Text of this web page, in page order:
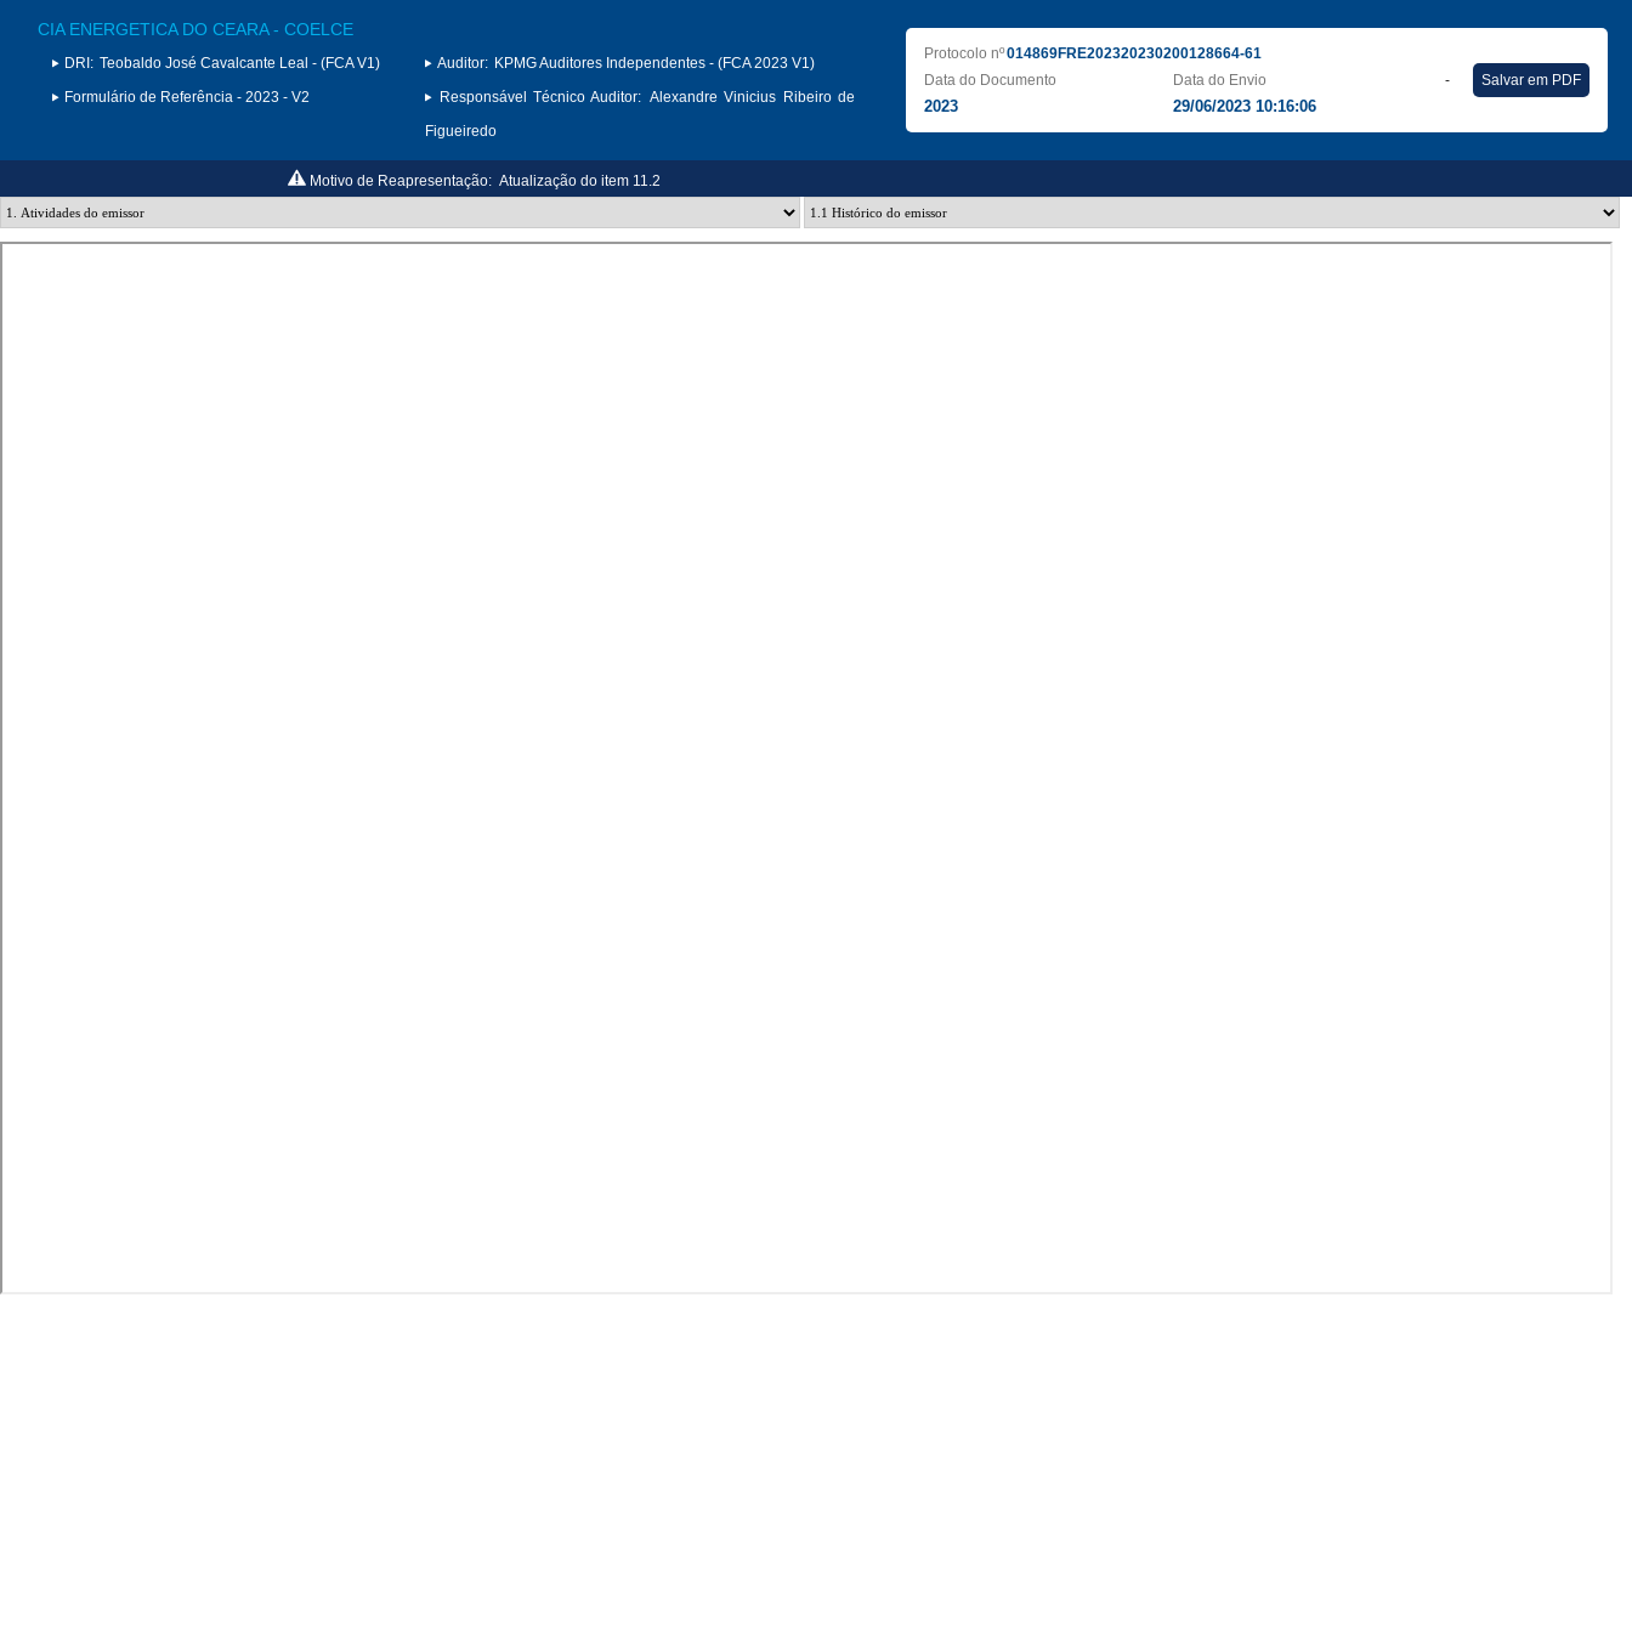
CIA ENERGETICA DO CEARA - COELCE
DRI: Teobaldo José Cavalcante Leal - (FCA V1)
Formulário de Referência - 2023 - V2
Auditor: KPMG Auditores Independentes - (FCA 2023 V1)
Responsável Técnico Auditor: Alexandre Vinicius Ribeiro de
Figueiredo
Protocolo nº014869FRE202320230200128664-61
Data do Documento
2023
Data do Envio
29/06/2023 10:16:06
- Salvar em PDF
Motivo de Reapresentação: Atualização do item 11.2